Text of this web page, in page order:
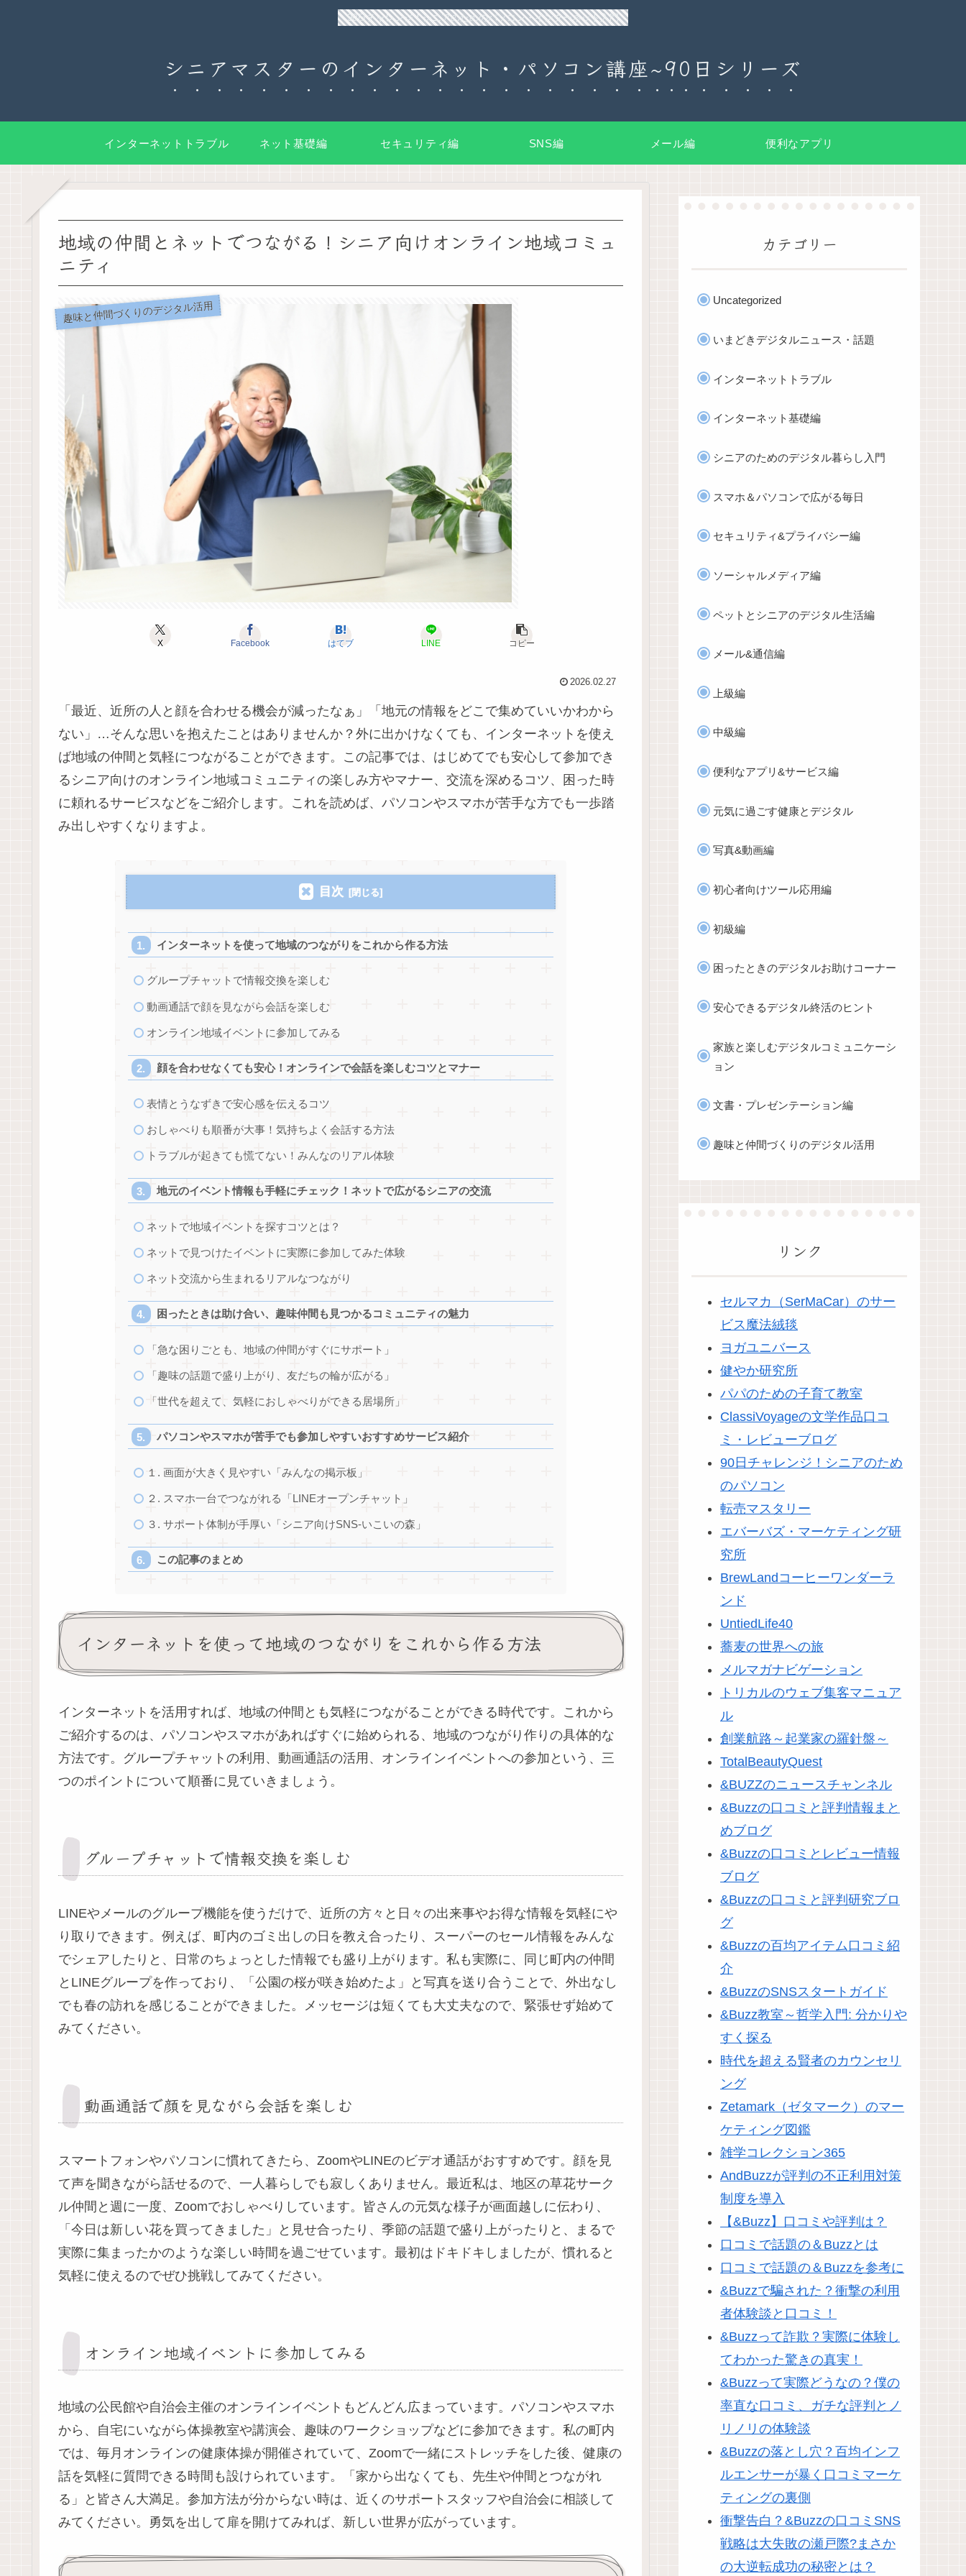
90日チャレンジ！シニアのためのパソコン・インターネット入門
シニアマスターのインターネット・パソコン講座~90日シリーズ
インターネットトラブル ネット基礎編 セキュリティ編 SNS編 メール編 便利なアプリ
地域の仲間とネットでつながる！シニア向けオンライン地域コミュ
ニティ
趣味と仲間づくりのデジタル活用
X Facebook はてブ LINE コピー
2026.02.27
「最近、近所の人と顔を合わせる機会が減ったなぁ」「地元の情報をどこで集めていいかわから
ない」…そんな思いを抱えたことはありませんか？外に出かけなくても、インターネットを使え
ば地域の仲間と気軽につながることができます。この記事では、はじめてでも安心して参加でき
るシニア向けのオンライン地域コミュニティの楽しみ方やマナー、交流を深めるコツ、困った時
に頼れるサービスなどをご紹介します。これを読めば、パソコンやスマホが苦手な方でも一歩踏
み出しやすくなりますよ。
目次
インターネットを使って地域のつながりをこれから作る方法
グループチャットで情報交換を楽しむ
動画通話で顔を見ながら会話を楽しむ
オンライン地域イベントに参加してみる
顔を合わせなくても安心！オンラインで会話を楽しむコツとマナー
表情とうなずきで安心感を伝えるコツ
おしゃべりも順番が大事！気持ちよく会話する方法
トラブルが起きても慌てない！みんなのリアル体験
地元のイベント情報も手軽にチェック！ネットで広がるシニアの交流
ネットで地域イベントを探すコツとは？
ネットで見つけたイベントに実際に参加してみた体験
ネット交流から生まれるリアルなつながり
困ったときは助け合い、趣味仲間も見つかるコミュニティの魅力
「急な困りごとも、地域の仲間がすぐにサポート」
「趣味の話題で盛り上がり、友だちの輪が広がる」
「世代を超えて、気軽におしゃべりができる居場所」
パソコンやスマホが苦手でも参加しやすいおすすめサービス紹介
１. 画面が大きく見やすい「みんなの掲示板」
２. スマホ一台でつながれる「LINEオープンチャット」
３. サポート体制が手厚い「シニア向けSNS-いこいの森」
この記事のまとめ
インターネットを使って地域のつながりをこれから作る方法
インターネットを活用すれば、地域の仲間とも気軽につながることができる時代です。これから
ご紹介するのは、パソコンやスマホがあればすぐに始められる、地域のつながり作りの具体的な
方法です。グループチャットの利用、動画通話の活用、オンラインイベントへの参加という、三
つのポイントについて順番に見ていきましょう。
グループチャットで情報交換を楽しむ
LINEやメールのグループ機能を使うだけで、近所の方々と日々の出来事やお得な情報を気軽にや
り取りできます。例えば、町内のゴミ出しの日を教え合ったり、スーパーのセール情報をみんな
でシェアしたりと、日常のちょっとした情報でも盛り上がります。私も実際に、同じ町内の仲間
とLINEグループを作っており、「公園の桜が咲き始めたよ」と写真を送り合うことで、外出なし
でも春の訪れを感じることができました。メッセージは短くても大丈夫なので、緊張せず始めて
みてください。
動画通話で顔を見ながら会話を楽しむ
スマートフォンやパソコンに慣れてきたら、ZoomやLINEのビデオ通話がおすすめです。顔を見
て声を聞きながら話せるので、一人暮らしでも寂しくありません。最近私は、地区の草花サーク
ル仲間と週に一度、Zoomでおしゃべりしています。皆さんの元気な様子が画面越しに伝わり、
「今日は新しい花を買ってきました」と見せ合ったり、季節の話題で盛り上がったりと、まるで
実際に集まったかのような楽しい時間を過ごせています。最初はドキドキしましたが、慣れると
気軽に使えるのでぜひ挑戦してみてください。
オンライン地域イベントに参加してみる
地域の公民館や自治会主催のオンラインイベントもどんどん広まっています。パソコンやスマホ
から、自宅にいながら体操教室や講演会、趣味のワークショップなどに参加できます。私の町内
では、毎月オンラインの健康体操が開催されていて、Zoomで一緒にストレッチをした後、健康の
話を気軽に質問できる時間も設けられています。「家から出なくても、先生や仲間とつながれ
る」と皆さん大満足。参加方法が分からない時は、近くのサポートスタッフや自治会に相談して
みてください。勇気を出して扉を開けてみれば、新しい世界が広がっています。
カテゴリー
Uncategorized
いまどきデジタルニュース・話題
インターネットトラブル
インターネット基礎編
シニアのためのデジタル暮らし入門
スマホ＆パソコンで広がる毎日
セキュリティ&プライバシー編
ソーシャルメディア編
ペットとシニアのデジタル生活編
メール&通信編
上級編
中級編
便利なアプリ&サービス編
元気に過ごす健康とデジタル
写真&動画編
初心者向けツール応用編
初級編
困ったときのデジタルお助けコーナー
安心できるデジタル終活のヒント
家族と楽しむデジタルコミュニケーシ
ョン
文書・プレゼンテーション編
趣味と仲間づくりのデジタル活用
リンク
セルマカ（SerMaCar）のサー
ビス魔法絨毯
ヨガユニバース
健やか研究所
パパのための子育て教室
ClassiVoyageの文学作品口コ
ミ・レビューブログ
90日チャレンジ！シニアのため
のパソコン
転売マスタリー
エバーバズ・マーケティング研
究所
BrewLandコーヒーワンダーラ
ンド
UntiedLife40
蕎麦の世界への旅
メルマガナビゲーション
トリカルのウェブ集客マニュア
ル
創業航路～起業家の羅針盤～
TotalBeautyQuest
&BUZZのニュースチャンネル
&Buzzの口コミと評判情報まと
めブログ
&Buzzの口コミとレビュー情報
ブログ
&Buzzの口コミと評判研究ブロ
グ
&Buzzの百均アイテム口コミ紹
介
&BuzzのSNSスタートガイド
&Buzz教室～哲学入門: 分かりや
すく探る
時代を超える賢者のカウンセリ
ング
Zetamark（ゼタマーク）のマー
ケティング図鑑
雑学コレクション365
AndBuzzが評判の不正利用対策
制度を導入
【&Buzz】口コミや評判は？
口コミで話題の＆Buzzとは
口コミで話題の＆Buzzを参考に
&Buzzで騙された？衝撃の利用
者体験談と口コミ！
&Buzzって詐欺？実際に体験し
てわかった驚きの真実！
&Buzzって実際どうなの？僕の
率直な口コミ、ガチな評判とノ
リノリの体験談
&Buzzの落とし穴？百均インフ
ルエンサーが暴く口コミマーケ
ティングの裏側
衝撃告白？&Buzzの口コミSNS
戦略は大失敗の瀬戸際?まさか
の大逆転成功の秘密とは？